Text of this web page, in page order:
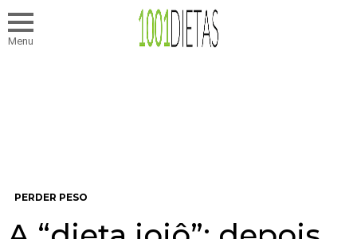
Menu
PERDER PESO